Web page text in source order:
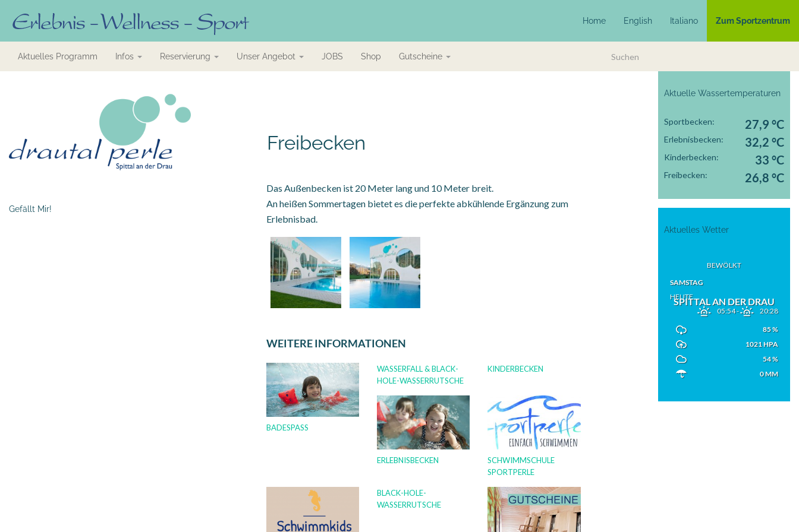
Home English Italiano Zum Sportzentrum
Aktuelles Programm Infos Reservierung Unser Angebot JOBS Shop Gutscheine
Freibecken
Das Außenbecken ist 20 Meter lang und 10 Meter breit.
An heißen Sommertagen bietet es die perfekte abkühlende Ergänzung zum
Erlebnisbad.
WEITERE INFORMATIONEN
BADESPASS
WASSERFALL & BLACK-
HOLE-WASSERRUTSCHE
KINDERBECKEN
ERLEBNISBECKEN
SCHWIMMSCHULE
SPORTPERLE
BLACK-HOLE-
WASSERRUTSCHE
Aktuelle Wassertemperaturen
Sportbecken: 27,9 °C
Erlebnisbecken: 32,2 °C
Kinderbecken: 33 °C
Freibecken: 26,8 °C
Aktuelles Wetter
SPITTAL AN DER DRAU
BEWÖLKT
SAMSTAG
HEUTE
05:54- 20:28
85 %
1021 HPA
54 %
0 MM
Gefällt Mir!